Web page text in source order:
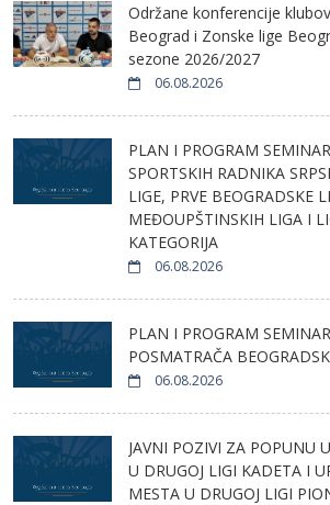
Održane konferencije
Beograd i Zonske lige
sezone 2026/2027
06.08.2026
PLAN I PROGRAM
SPORTSKIH RADNIKA
LIGE, PRVE BEOGRADSKE
MEĐOUPŠTINSKIH LIGA I
KATEGORIJA
06.08.2026
PLAN I PROGRAM
POSMATRAČA
06.08.2026
JAVNI POZIVI ZA POPUNU
U DRUGOJ LIGI KADETA I
MESTA U DRUGOJ LIGI